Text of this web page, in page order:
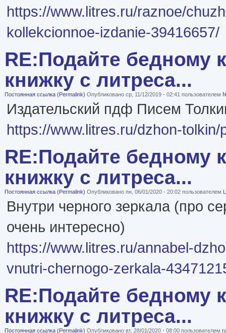
https://www.litres.ru/raznoe/
kollekcionnoe-izdanie-39416657/
RE:Подайте бедному
книжку с литреса...
Постоянная ссылка (Permalink) Опубликовано ср, 11/12/2019 - 02:41 пользователем
Издательский пдф Писем
https://www.litres.ru/dzhon-tolkin/
RE:Подайте бедному
книжку с литреса...
Постоянная ссылка (Permalink) Опубликовано пн, 06/01/2020 - 20:02 пользователем
Внутри черного зеркала (про
очень интересно)
https://www.litres.ru/annabel-
vnutri-chernogo-zerkala-
RE:Подайте бедному
книжку с литреса...
Постоянная ссылка (Permalink) Опубликовано вт, 28/01/2020 - 08:00 пользователем